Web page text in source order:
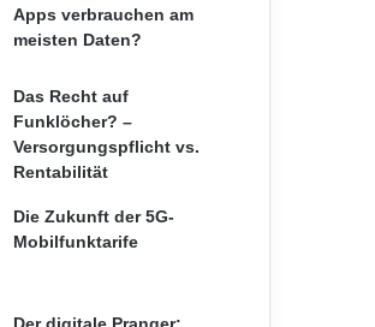
Apps verbrauchen am
meisten Daten?
Das Recht auf
Funklöcher? –
Versorgungspflicht vs.
Rentabilität
Die Zukunft der 5G-
Mobilfunktarife